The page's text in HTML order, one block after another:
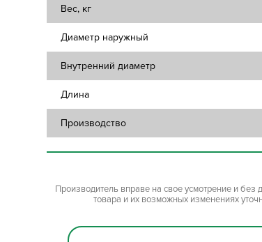
Вес, кг
Диаметр наружный
Внутренний диаметр
Длина
Производство
Производитель вправе на свое усмотрение и
товара и их возможных изменениях